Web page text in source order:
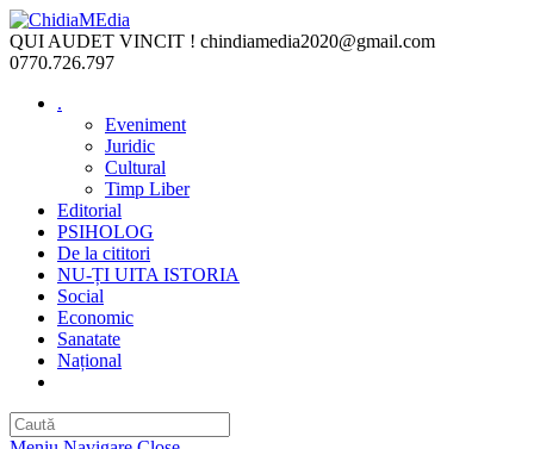
Skip
to
content
QUI AUDET VINCIT ! chindiamedia2020@gmail.com
0770.726.797
.
Eveniment
Juridic
Cultural
Timp Liber
Editorial
PSIHOLOG
De la cititori
NU-ȚI UITA ISTORIA
Social
Economic
Sanatate
Național